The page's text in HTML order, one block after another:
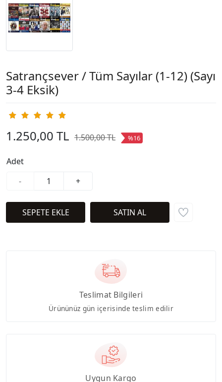
Satrançsever / Tüm Sayılar (1-12) (Sayı
3-4 Eksik)
1.250,00 TL 1.500,00 TL %16
Adet
-
+
Teslimat Bilgileri
Ürününüz gün içerisinde teslim edilir
Uygun Kargo